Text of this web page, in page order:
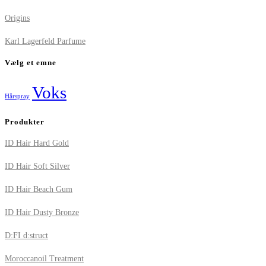
Origins
Karl Lagerfeld Parfume
Vælg et emne
Hårspray Voks
Produkter
ID Hair Hard Gold
ID Hair Soft Silver
ID Hair Beach Gum
ID Hair Dusty Bronze
D:FI d:struct
Moroccanoil Treatment